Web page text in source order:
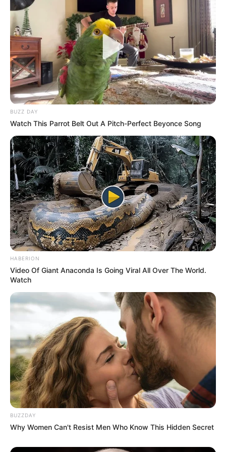
devrait progresser après une rentrée correcte récemment.
De plus, son profil correspond aux exigences de cette
épreuve, notamment sur ce tracé spécifique. Ainsi, il
s’annonce comme un candidat sérieux pour les accessits
dans ce Quinté+.
Laith (15) vient de réaliser une rentrée prometteuse
derrière des chevaux confirmés à ce niveau. Ensuite, il
devrait afficher des progrès logiques, ce qui renforce sa
compétitivité pour les places. Par conséquent, son profil en
progression attire l’attention dans une course très ouverte.
Les Outsiders du Quinté+ PMU : des profils
capables de surprendre
Ten Horns (7), Skylight Brochard (8), Marcus Aurelius (12),
Glanworth (13), Fire Rebel (4)
Ten Horns (7) se montre régulier et répète toutes ses
courses selon son entraîneur expérimenté. Cependant, son
numéro de corde extérieur impose une gestion tactique
délicate durant le parcours. Malgré cela, il peut prendre
une part active à l’arrivée si le déroulement lui est
BUZZ DAY
Watch This Parrot Belt Out A Pitch-Perfect Beyonce Song
HABERION
Video Of Giant Anaconda Is Going Viral All Over The World.
Watch
BUZZDAY
Why Women Can't Resist Men Who Know This Hidden Secret